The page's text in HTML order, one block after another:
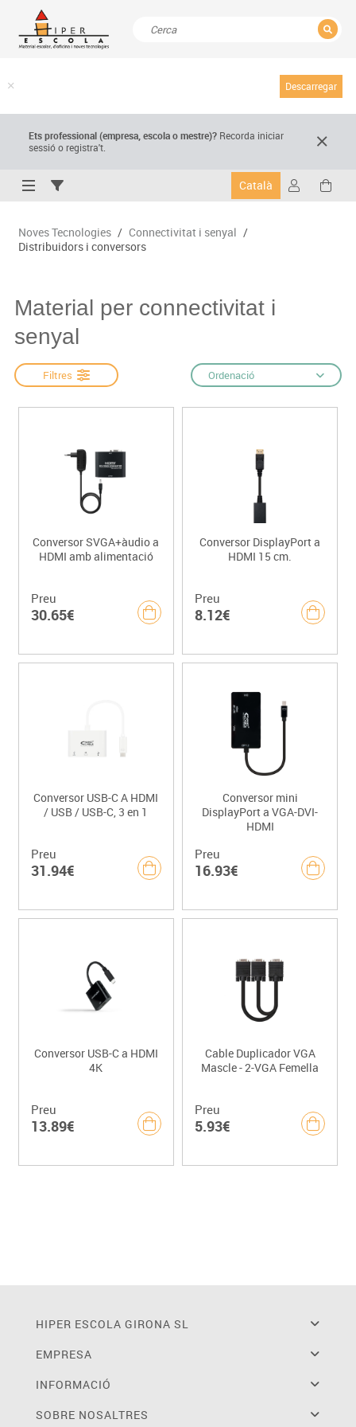
Descarregar
Ets professional (empresa,escola o mestre)? Recorda iniciar
sessió o registra't.
Català
Noves Tecnologies / Connectivitat i senyal /
Distribuidors i conversors
Material per connectivitat i
senyal
Filtres Ordenació
Conversor SVGA+àudio a
HDMI amb alimentació
Preu
30.65€
Conversor DisplayPort a
HDMI 15 cm.
Preu
8.12€
Conversor USB-C A HDMI
/ USB / USB-C, 3 en 1
Preu
31.94€
Conversor mini
DisplayPort a VGA-DVI-
HDMI
Preu
16.93€
Conversor USB-C a HDMI
4K
Preu
13.89€
Cable Duplicador VGA
Mascle - 2-VGA Femella
Preu
5.93€
HIPER ESCOLA GIRONA SL
EMPRESA
INFORMACIÓ
SOBRE NOSALTRES